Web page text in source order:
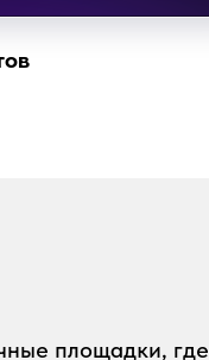
площадки, где